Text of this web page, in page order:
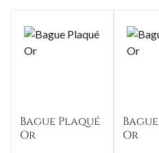
Bague Plaqué
Or
Or